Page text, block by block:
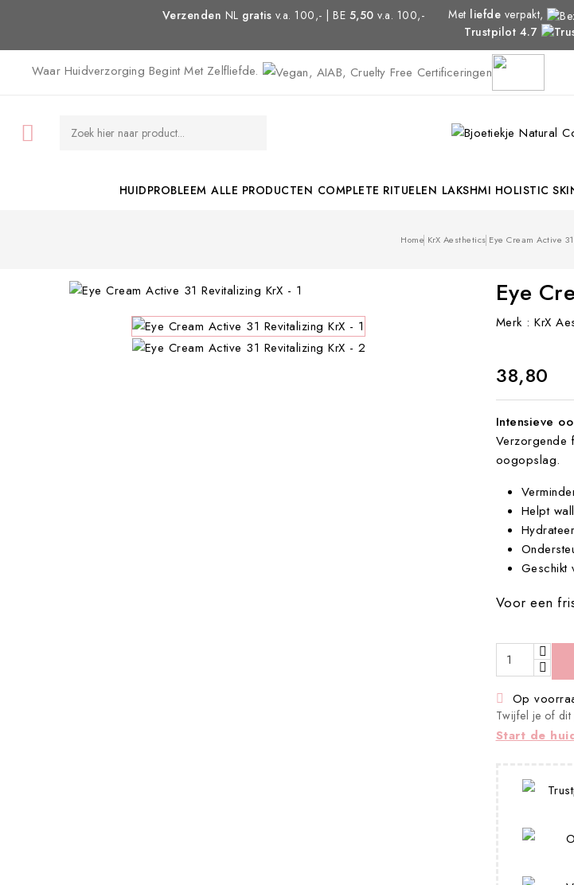
Verzenden NL gratis v.a. 100,- | BE 5,50 v.a. 100,- Met liefde verpakt,
Trustpilot 4.7
Waar Huidverzorging Begint Met Zelfliefde.

HUIDPROBLEEM ALLE PRODUCTEN COMPLETE RITUELEN LAKSHMI HOLISTIC
Home KrX Aesthetics Eye Cream Active
Eye
Merk : KrX
€ 38,80
Intensieve
Verzorgende
oogopslag.
Helpt
Geschikt
Voor een
 Op
Twijfel je of dit
Start de